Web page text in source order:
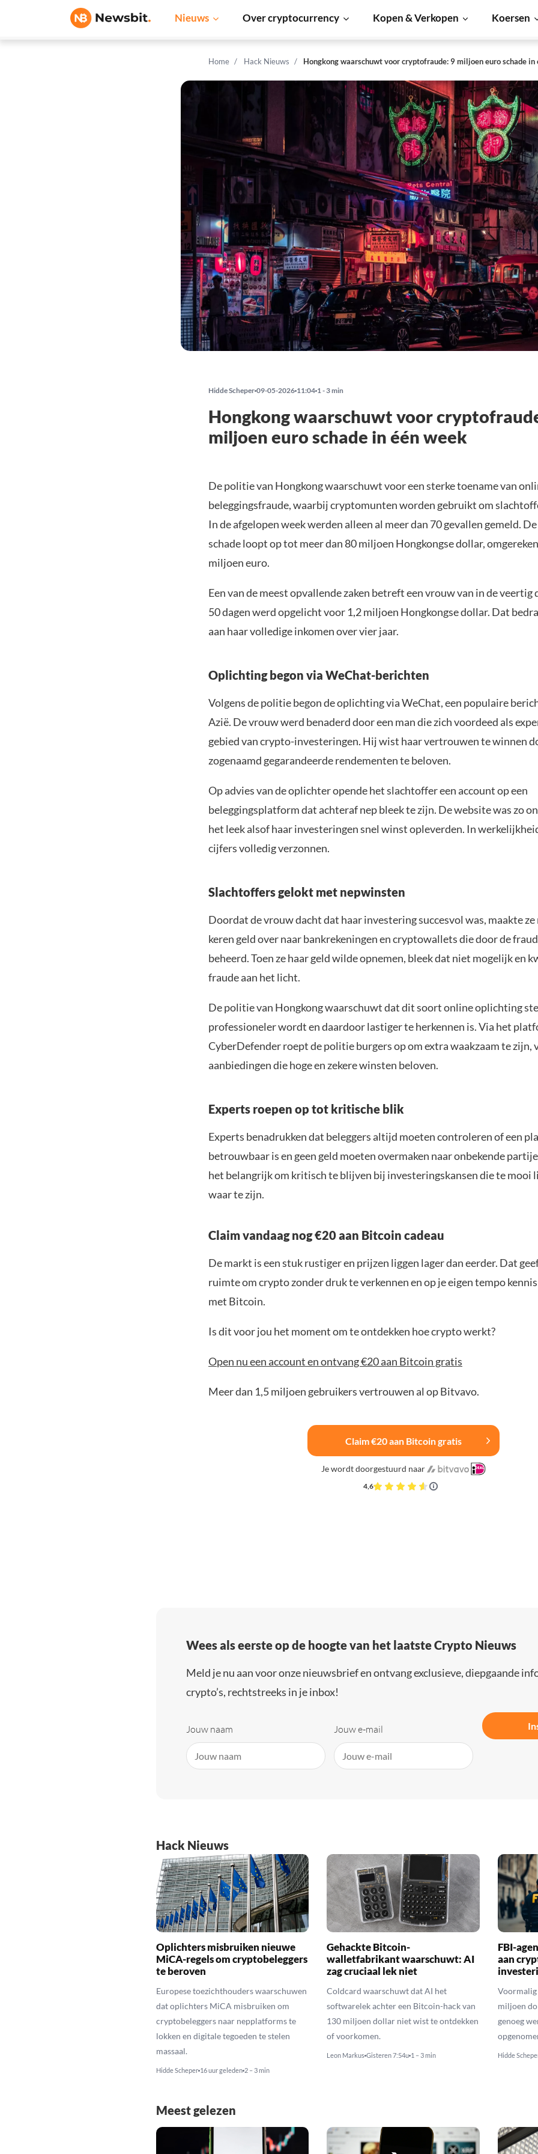
Nieuws Over cryptocurrency Kopen & Verkopen Koersen
Home Hack Nieuws Hongkong waarschuwt voor cryptofraude: 9 miljoen euro schade in
Hidde Scheper 09-05-2026 11:04 1 - 3 min
Hongkong waarschuwt voor
miljoen euro schade in één week
De politie van Hongkong waarschuwt voor een sterke toename van
beleggingsfraude, waarbij cryptomunten worden gebruikt om
In de afgelopen week werden alleen al meer dan 70 gevallen gemeld.
schade loopt op tot meer dan 80 miljoen Hongkongse dollar,
miljoen euro.
Een van de meest opvallende zaken betreft een vrouw van in de veertig
50 dagen werd opgelicht voor 1,2 miljoen Hongkongse dollar. Dat
aan haar volledige inkomen over vier jaar.
Oplichting begon via WeChat-berichten
Volgens de politie begon de oplichting via WeChat, een populaire
Azië. De vrouw werd benaderd door een man die zich voordeed als
gebied van crypto-investeringen. Hij wist haar vertrouwen te winnen
zogenaamd gegarandeerde rendementen te beloven.
Op advies van de oplichter opende het slachtoffer een account op een
beleggingsplatform dat achteraf nep bleek te zijn. De website was zo
het leek alsof haar investeringen snel winst opleverden. In
cijfers volledig verzonnen.
Slachtoffers gelokt met nepwinsten
Doordat de vrouw dacht dat haar investering succesvol was, maakte
keren geld over naar bankrekeningen en cryptowallets die door de
beheerd. Toen ze haar geld wilde opnemen, bleek dat niet mogelijk en
fraude aan het licht.
De politie van Hongkong waarschuwt dat dit soort online oplichting
professioneler wordt en daardoor lastiger te herkennen is. Via het
CyberDefender roept de politie burgers op om extra waakzaam te zijn,
aanbiedingen die hoge en zekere winsten beloven.
Experts roepen op tot kritische blik
Experts benadrukken dat beleggers altijd moeten controleren of een
betrouwbaar is en geen geld moeten overmaken naar onbekende
het belangrijk om kritisch te blijven bij investeringskansen die te mooi
waar te zijn.
Claim vandaag nog €20 aan Bitcoin cadeau
De markt is een stuk rustiger en prijzen liggen lager dan eerder. Dat
ruimte om crypto zonder druk te verkennen en op je eigen tempo
met Bitcoin.
Is dit voor jou het moment om te ontdekken hoe crypto werkt?
Open nu een account en ontvang €20 aan Bitcoin gratis
Meer dan 1,5 miljoen gebruikers vertrouwen al op Bitvavo.
Claim €20 aan Bitcoin gratis
Je wordt doorgestuurd naar
4,6
Wees als eerste op de hoogte van het laatste Crypto Nieuws
Meld je nu aan voor onze nieuwsbrief en ontvang exclusieve, diepgaande
crypto’s, rechtstreeks in je inbox!
Jouw naam Jouw e-mail
Hack Nieuws
Oplichters misbruiken nieuwe
MiCA-regels om cryptobeleggers
te beroven
Europese toezichthouders waarschuwen
dat oplichters MiCA misbruiken om
cryptobeleggers naar nepplatforms te
lokken en digitale tegoeden te stelen
massaal.
Hidde Scheper 16 uur geleden 2 – 3 min
Gehackte Bitcoin-
walletfabrikant waarschuwt: AI
zag cruciaal lek niet
Coldcard waarschuwt dat AI het
softwarelek achter een Bitcoin-hack van
130 miljoen dollar niet wist te ontdekken
of voorkomen.
Leon Markus Gisteren 7:54u 1 – 3 min
FBI-
aan
Voormalig
miljoen
genoeg
Hidde
Meest gelezen